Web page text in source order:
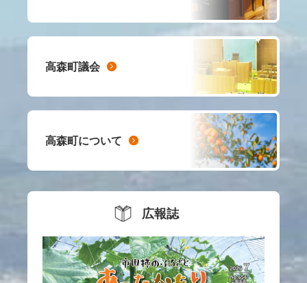
高森町議会
高森町について
広報誌